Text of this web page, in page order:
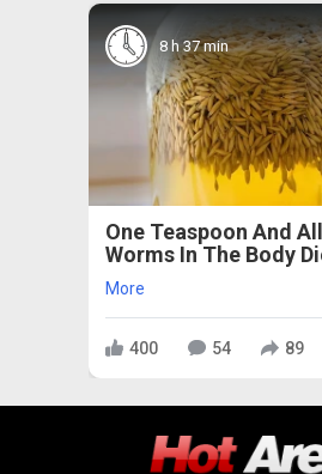
8 h 37 min
One Teaspoon And
Worms In The Body
More
400 54 89